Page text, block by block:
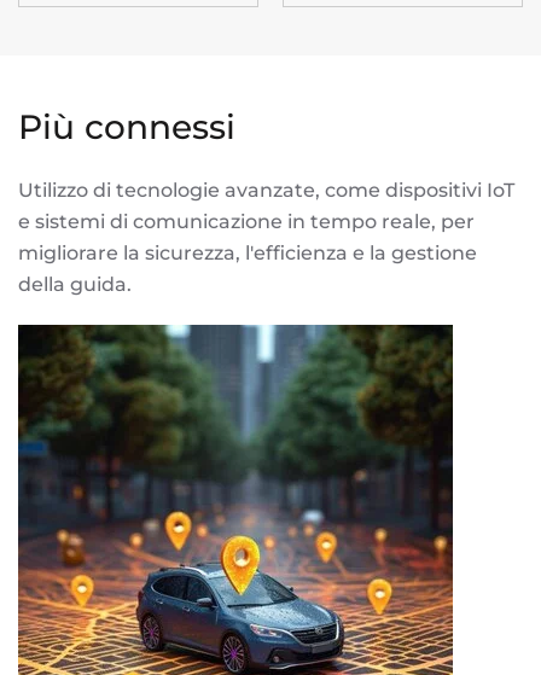
Più connessi
Utilizzo di tecnologie avanzate, come dispositivi IoT
e sistemi di comunicazione in tempo reale, per
migliorare la sicurezza, l'efficienza e la gestione
della guida.